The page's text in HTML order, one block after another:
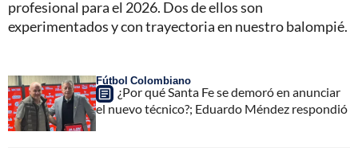
profesional para el 2026. Dos de ellos son
experimentados y con trayectoria en nuestro balompié.
Fútbol Colombiano
¿Por qué Santa Fe se demoró en anunciar
el nuevo técnico?; Eduardo Méndez respondió